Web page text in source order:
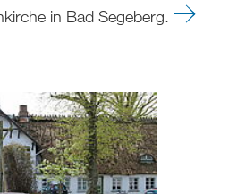
in Bad Segeberg.